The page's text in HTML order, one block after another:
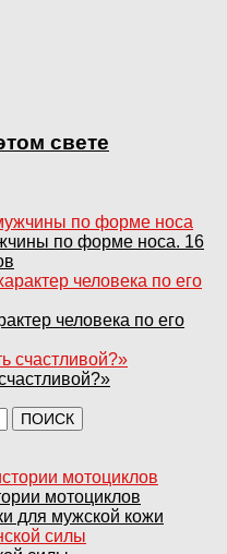
свете
по форме носа. 16
человека по его
мотоциклов
для мужской кожи